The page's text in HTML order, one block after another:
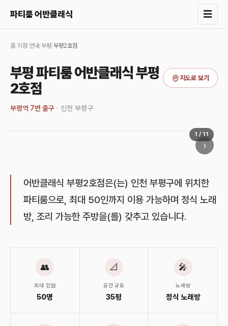
파티룸 어반클래식 ☰
홈/ 지점 안내 부평 부평2호점
부평 파티룸 어반클래식 부평
2호점
지도로 보기
부평역 7번 출구 · 인천 부평구
›
1 / 11
어반클래식 부평2호점은(는) 인천 부평구에 위치한
파티룸으로, 최대 50인까지 이용 가능하며 정식 노래
방, 조리 가능한 주방을(를) 갖추고 있습니다.
👥
최대 인원
50명
📐
공간 규모
35평
🎤
노래방
정식 노래방